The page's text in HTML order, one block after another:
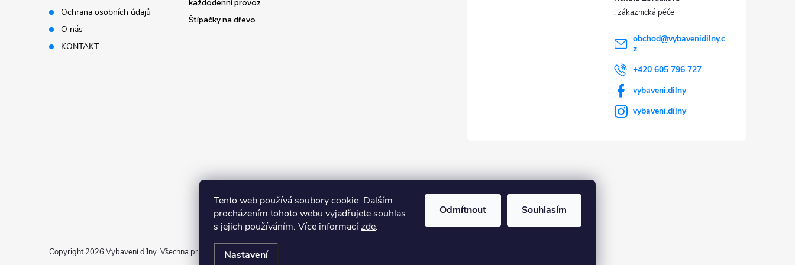
Tento web používá soubory cookie. Dalším
procházením tohoto webu vyjadřujete souhlas
s jejich používáním. Více informacízde.
Nastavení
Odmítnout Souhlasím
Ochrana osobních údajů
O nás
KONTAKT
Štípačky na dřevo
obchod@vybavenidilny.c
z
+420 605 796 727
vybaveni.dilny
vybaveni.dilny
Copyright 2026 Vybavení dílny. Všechna práva vyhrazena.